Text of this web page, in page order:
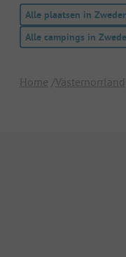
Alle plaatsen in
Alle campings in
Home Västernorrland